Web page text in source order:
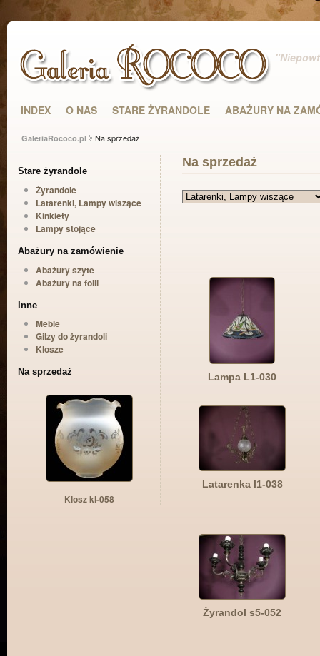
INDEX O NAS STARE ŻYRANDOLE ABAŻURY NA
GaleriaRococo.pl Na sprzedaż
Stare żyrandole
Żyrandole
Latarenki, Lampy wiszące
Kinkiety
Lampy stojące
Abażury na zamówienie
Abażury szyte
Abażury na folii
Inne
Meble
Gilzy do żyrandoli
Klosze
Na sprzedaż
Klosz kl-058
Na sprzedaż
Lampa L1-030
Latarenka l1-038
Żyrandol s5-052